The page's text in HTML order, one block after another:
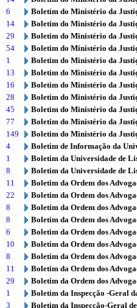
6
Boletim do Ministério da
14
Boletim do Ministério da
29
Boletim do Ministério da
54
Boletim do Ministério da
1
Boletim do Ministério da
13
Boletim do Ministério da
16
Boletim do Ministério da
28
Boletim do Ministério da
45
Boletim do Ministério da
77
Boletim do Ministério da
149
Boletim do Ministério da
4
Boletim de Informação da
1
Boletim da Universidade de
8
Boletim da Universidade de
11
Boletim da Ordem dos
22
Boletim da Ordem dos
8
Boletim da Ordem dos
8
Boletim da Ordem dos
6
Boletim da Ordem dos
10
Boletim da Ordem dos
8
Boletim da Ordem dos
11
Boletim da Ordem dos
29
Boletim da Ordem dos
1
Boletim da Inspecção -Geral
3
Boletim da Inspecção-Geral